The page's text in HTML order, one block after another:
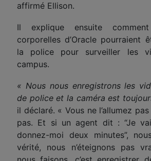
affirmé Ellison.
Il explique ensuite
corporelles d’Oracle pourraient
la police pour surveiller les
campus.
« Nous nous enregistrons les
de police et la caméra est
il déclaré. « Vous ne l’allumez
pas. Et si un agent dit : “Je
donnez-moi deux minutes”,
vérité, nous n’éteignons pas